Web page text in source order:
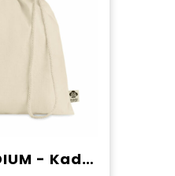
AMBER MEDIUM - Kadozak organisch katoen medium